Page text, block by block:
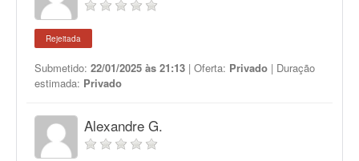
Rejeitada
Submetido: 22/01/2025 às 21:13 | Oferta: Privado | Duração
estimada: Privado
Alexandre G.